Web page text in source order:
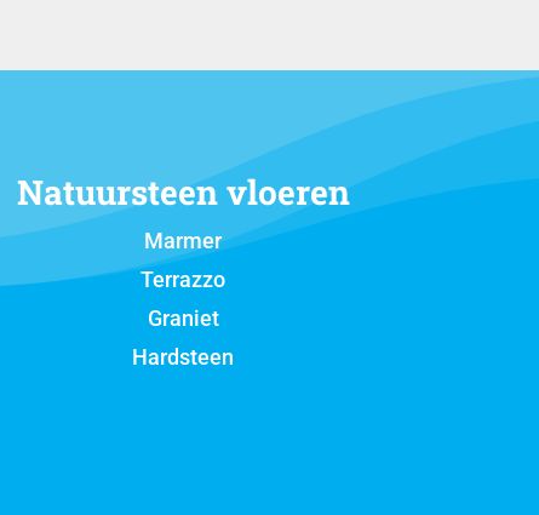
Natuursteen vloeren
Marmer
Terrazzo
Graniet
Hardsteen